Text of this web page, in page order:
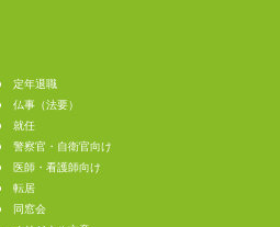
定年退職
仏事（法要）
就任
警察官・自衛官向け
医師・看護師向け
転居
同窓会